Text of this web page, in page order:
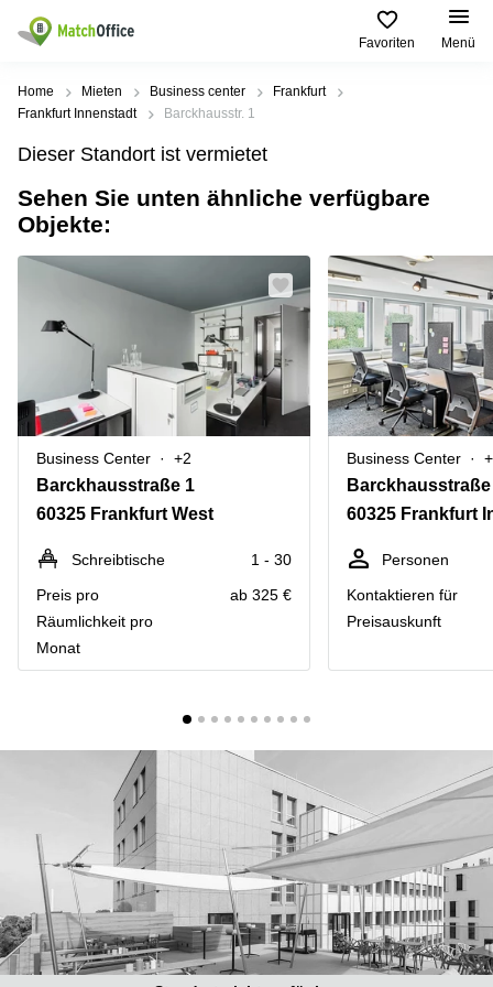
Favoriten Menü
Mieten / Vermieten
Produktseiten
Büro
mieten
center
Space
Seminarraum
Virtuelles
Büro
Beliebte
Städte
Büro
mieten
Geschäftsadresse
Geschäftsadresse
Düsseldorf
Geschäftsadresse
Stuttgart
Büro
Düsseldorf
Büro
Köln
mieten
Essen
Hannover
Seminarraum
Büro
mieten
Neuss
Büro
mieten
Hamburg
Beliebte
Suchanfragen
Regus
Dortmund
Ruhrallee
Dortmund
Office Club
Ballindamm
3
Rahel-
Hirsch-
Straße
Berlin
Kienberger
Berlin
Schönefeld
Bahnhofstrasse
8 Hannover
Düsseldorf
Torgauer
Str.
Mainzer
Landstraße
69
Frankfurt
Hilfe
Über uns
Büro vermieten
Preis
Log-in
Home Mieten Business center
Frankfurt
Frankfurt Innenstadt
Barckhausstr. 1
Dieser Standort ist vermietet
Sehen Sie unten ähnliche verfügbare
Objekte:
Business Center +2
Barckhausstraße 1
60325 Frankfurt West
Schreibtische
1 - 30
Preis pro
Räumlichkeit pro
Monat
ab 325 €
Business Center
Barckhausstraße
60325 Frankfurt
Personen
Kontaktieren für
Preisauskunft